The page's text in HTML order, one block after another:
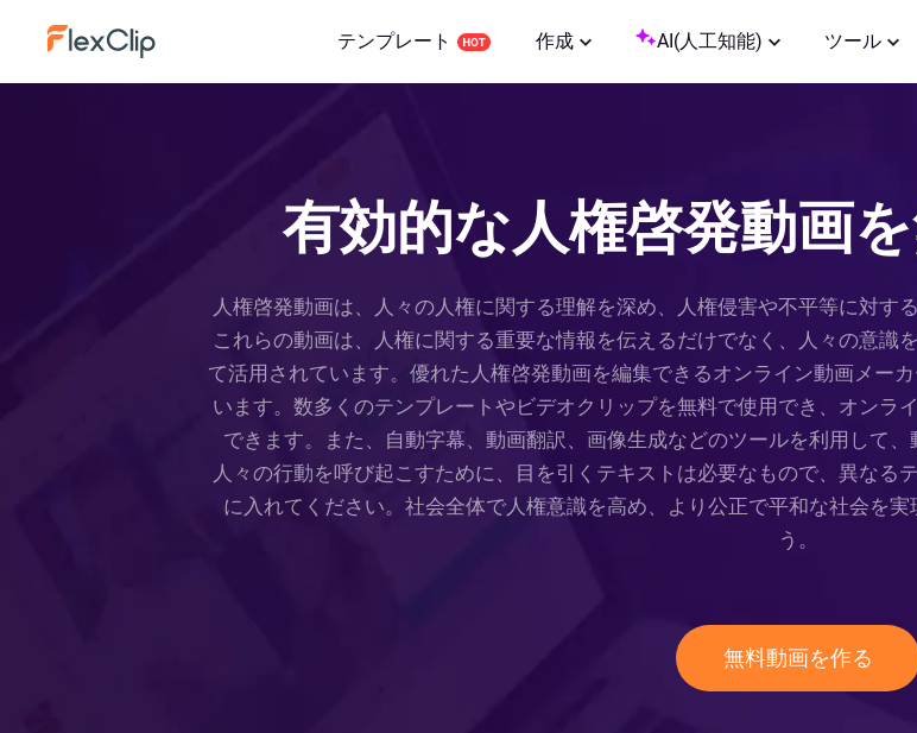
テンプレート 作成 AI(人工知能) ツール
有効的な人権啓発動画
人権啓発動画は、人々の人権に関する理解を深め、人権侵害や不平等に対す
これらの動画は、人権に関する重要な情報を伝えるだけでなく、人々の意識
て活用されています。優れた人権啓発動画を編集できるオンライン動画メー
います。数多くのテンプレートやビデオクリップを無料で使用でき、オンラ
できます。また、自動字幕、動画翻訳、画像生成などのツールを利用して
人々の行動を呼び起こすために、目を引くテキストは必要なもので、異なる
に入れてください。社会全体で人権意識を高め、より公正で平和な社会を
う。
無料動画を作る